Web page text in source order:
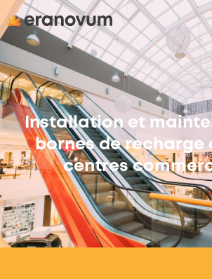
Installation et
bornes de recharge
centres